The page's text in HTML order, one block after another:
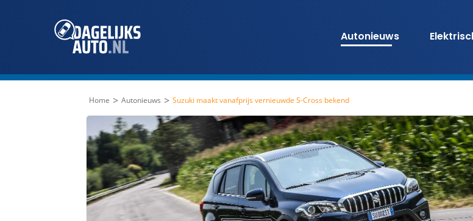
Autonieuws
Home > Autonieuws > Suzuki maakt vanafprijs vernieuwde S-Cross bekend